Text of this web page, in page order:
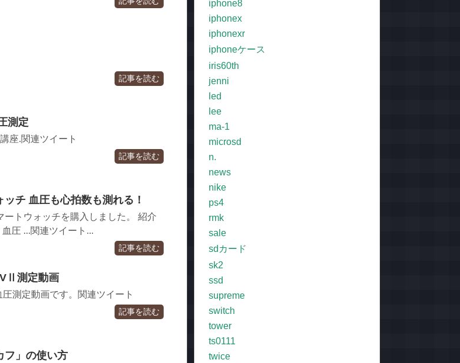
記事を読む
測定
座.関連ツイート
記事を読む
チ 血圧も心拍数も測れる！
トウォッチを購入しました。 紹介
圧 ...関連ツイート...
記事を読む
測定動画
測定動画です。関連ツイート
記事を読む
フ」の使い方
iphone8
iphonex
iphonexr
iphoneケース
iris60th
jenni
led
lee
ma-1
microsd
n.
news
nike
ps4
rmk
sale
sdカード
sk2
ssd
supreme
switch
tower
ts0111
twice